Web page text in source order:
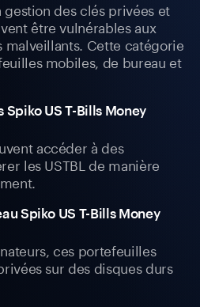
des clés privées et
être vulnérables aux
Cette catégorie
mobiles, de bureau et
US T-Bills Money
accéder à des
les USTBL de manière
Spiko US T-Bills Money
ces portefeuilles
sur des disques durs